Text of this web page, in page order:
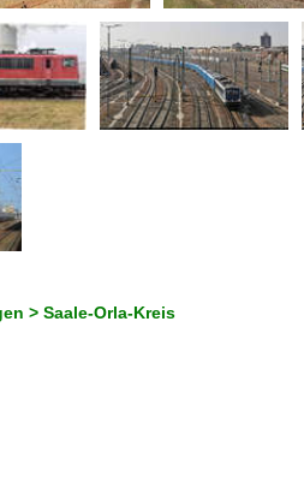
> Saale-Orla-Kreis